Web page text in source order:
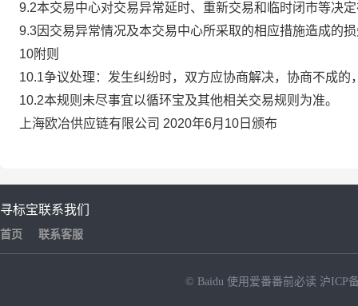
9.2本交易中心对交易异常延时、重新交易和临时闭市等决
9.3因交易异常情况及本交易中心所采取的相应措施造成的
10附则
10.1争议处理：发生纠纷时，双方应协商解决，协商不成
10.2本规则未尽事宜以循环宝及其他相关交易规则为准。
上海欧冶供应链有限公司 2020年6月10日颁布
寻标宝
首页
联系我们
联系客服
© Baidu 使用爱番番前必读 沪ICP